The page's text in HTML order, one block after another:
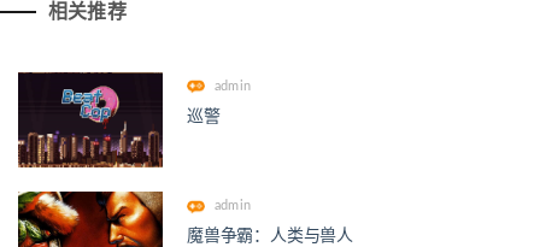
相关推荐
admin
巡警
admin
魔兽争霸：人类与兽人